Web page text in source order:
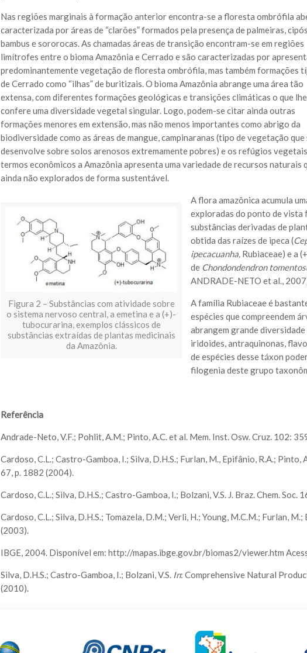
Nas regiões marginais à formação anterior encontra-se a floresta ombrófila
caracterizada por áreas de “clarões” formados pela presença de palmeiras,
bambus e sororocas. As chamadas áreas de transição encontram-se em regiões
limítrofes entre o bioma Amazônia e Cerrado e são caracterizadas por
predominantemente vegetação de floresta ombrófila, mas também formações
de Cerrado como “ilhas” de buritizais. O bioma Amazônia abrange uma área tão
extensa, com diferentes formações geológicas e transições climáticas o que lhe
confere uma diversidade vegetal singular. Logo, podem-se citar ainda outras
formações menores em extensão, mas não menos importantes como abrigo da
biodiversidade como as áreas de mangue, campinaranas (tipo de vegetação que
desenvolve sobre solos arenosos extremamente pobres) e os refúgios
termos econômicos a Amazônia apresenta uma variedade de recursos
ainda não explorados de forma sustentável.
Figura 2 – Substâncias com atividade sobre
o sistema nervoso central, a emetina e a (+)-
tubocurarina, exemplos clássicos de
substâncias extraídas de plantas medicinais
da Amazônia.
A flora amazônica acumula
exploradas do ponto de vista
substâncias derivadas de
obtida das raízes de ipeca (
ipecacuanha, Rubiaceae) e a
de Chondondendron
ANDRADE-NETO et al.,
A família Rubiaceae é
espécies que compreendem
abrangem grande
iridoides, antraquinonas,
de espécies desse táxon
filogenia deste grupo
Referência
Andrade-Neto, V.F.; Pohlit, A.M.; Pinto, A.C. et al. Mem. Inst. Osw. Cruz. 102:
Cardoso, C.L.; Castro-Gamboa, I.; Silva, D.H.S.; Furlan, M., Epifânio, R.A.; Pinto,
67, p. 1882 (2004).
Cardoso, C.L.; Silva, D.H.S.; Castro-Gamboa, I.; Bolzani, V.S. J. Braz. Chem. Soc.
Cardoso, C.L.; Silva, D.H.S.; Tomazela, D.M.; Verli, H.; Young, M.C.M.; Furlan,
(2003).
IBGE, 2004. Disponível em: http://mapas.ibge.gov.br/biomas2/viewer.htm
Silva, D.H.S.; Castro-Gamboa, I.; Bolzani, V.S. In: Comprehensive Natural
(2010).